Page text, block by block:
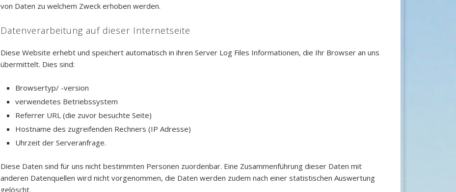
von Daten zu welchem Zweck erhoben werden.
Datenverarbeitung auf dieser Internetseite
Diese Website erhebt und speichert automatisch in ihren Server Log Files Informationen, die Ihr Browser an uns
übermittelt. Dies sind:
Browsertyp/ -version
verwendetes Betriebssystem
Referrer URL (die zuvor besuchte Seite)
Hostname des zugreifenden Rechners (IP Adresse)
Uhrzeit der Serveranfrage.
Diese Daten sind für uns nicht bestimmten Personen zuordenbar. Eine Zusammenführung dieser Daten mit
anderen Datenquellen wird nicht vorgenommen, die Daten werden zudem nach einer statistischen Auswertung
gelöscht.